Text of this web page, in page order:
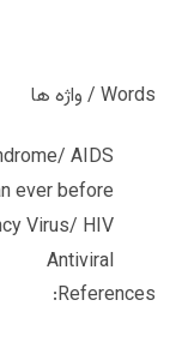
Words / واژه ها
AIDS
ever before
Virus/ HIV
Antiviral
References: